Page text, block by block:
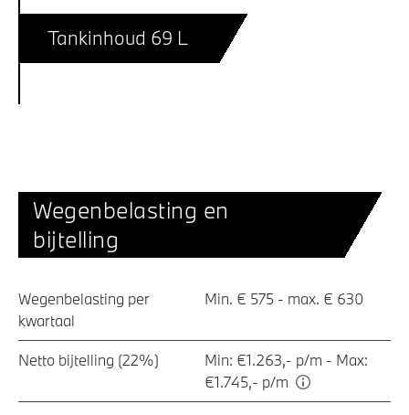
Tankinhoud 69 L
Wegenbelasting en
bijtelling
Wegenbelasting per
kwartaal
Min. € 575 - max. € 630
Netto bijtelling (22%)
Min: €1.263,- p/m - Max:
€1.745,- p/m